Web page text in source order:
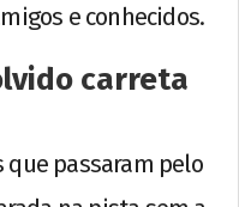
e conhecidos.
carreta
que passaram pelo